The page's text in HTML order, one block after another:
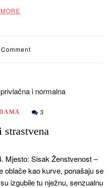
3
strastvena
Mjesto: Sisak Ženstvenost –
oblače kao kurve, ponašaju se
izgubile tu nježnu, senzualnu